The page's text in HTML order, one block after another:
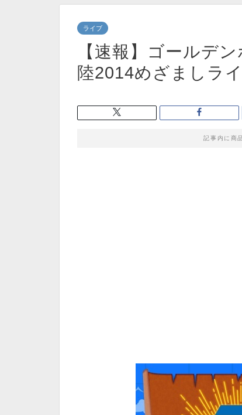
ライブ
【速報】ゴールデ
陸2014めざましラ
記事内に商